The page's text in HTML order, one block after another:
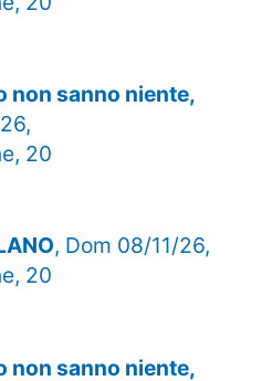
non sanno niente,
20
, Dom 08/11/26,
20
non sanno niente,